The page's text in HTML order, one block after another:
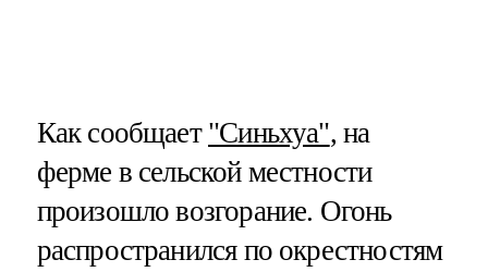
Как сообщает "Синьхуа", на
ферме в сельской местности
произошло возгорание. Огонь
распространился по окрестностям